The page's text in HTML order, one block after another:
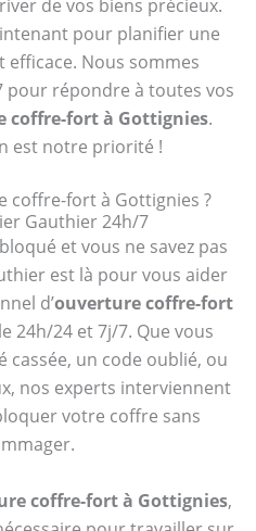
de vos biens précieux.
pour planifier une
Nous sommes
pour répondre à toutes vos
coffre-fort à Gottignies.
est notre priorité !
coffre-fort à Gottignies ?
Gauthier 24h/7
et vous ne savez pas
est là pour vous aider
d’ouverture coffre-fort
24h/24 et 7j/7. Que vous
cassée, un code oublié, ou
nos experts interviennent
votre coffre sans
coffre-fort à Gottignies,